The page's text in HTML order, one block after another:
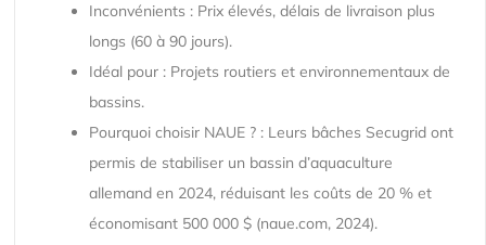
Inconvénients : Prix élevés, délais de livraison plus
longs (60 à 90 jours).
Idéal pour : Projets routiers et environnementaux de
bassins.
Pourquoi choisir NAUE ? : Leurs bâches Secugrid ont
permis de stabiliser un bassin d’aquaculture
allemand en 2024, réduisant les coûts de 20 % et
économisant 500 000 $ (naue.com, 2024).